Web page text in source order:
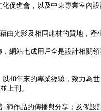
促進會，以及中東專業室內
由光影及相同建材的質地，產
網站七成用戶全是設計相關
40年來的專業經驗，致力為
上刊。
師作品的傳播與分享；及俬